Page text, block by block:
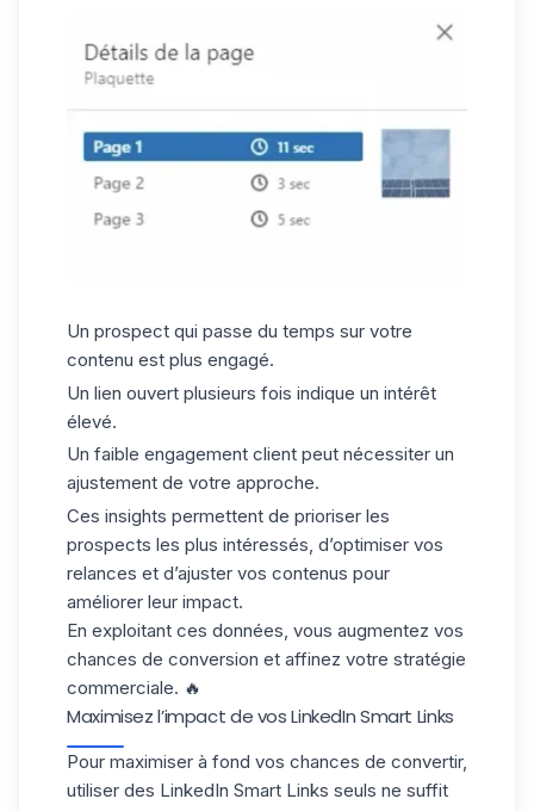
Un prospect qui passe du temps sur votre
contenu est plus engagé.
Un lien ouvert plusieurs fois indique un intérêt
élevé.
Un faible engagement client peut nécessiter un
ajustement de votre approche.
Ces insights permettent de prioriser les
prospects les plus intéressés, d’optimiser vos
relances et d’ajuster vos contenus pour
améliorer leur impact.
En exploitant ces données, vous augmentez vos
chances de conversion et affinez votre stratégie
commerciale. 🔥
Maximisez l’impact de vos LinkedIn Smart Links
Pour maximiser à fond vos chances de convertir,
utiliser des LinkedIn Smart Links seuls ne suffit